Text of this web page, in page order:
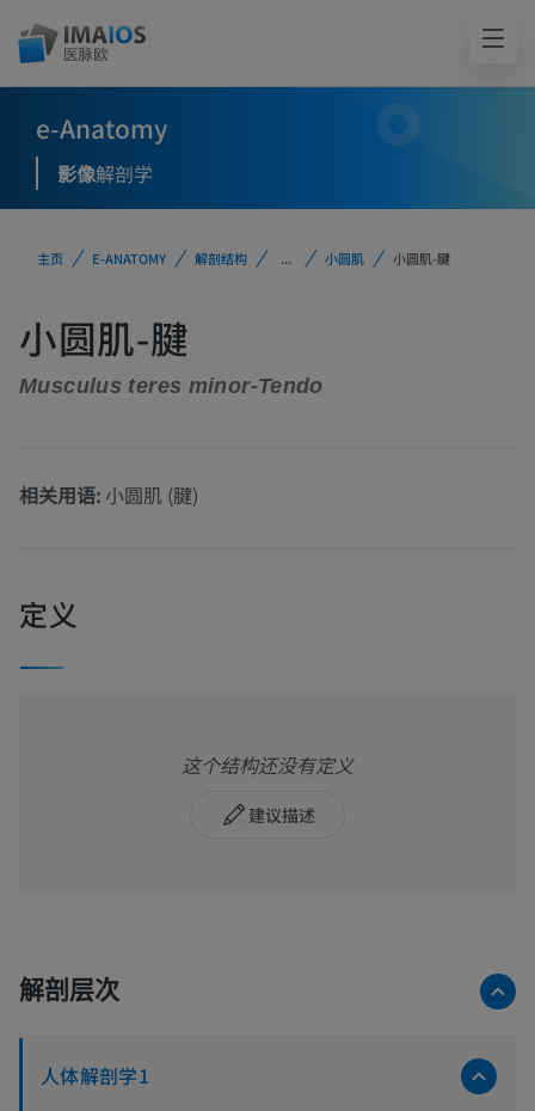
e-Anatomy
影像解剖学
主页 E-ANATOMY 解剖结构 ... 小圆肌 小圆肌-腱
小圆肌-腱
Musculus teres minor-Tendo
相关用语: 小圆肌 (腱)
定义
这个结构还没有定义
建议描述
解剖层次
人体解剖学1